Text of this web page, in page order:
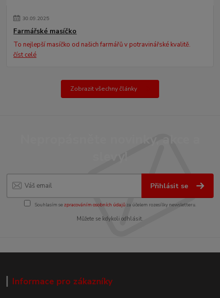
30.09.2025
Farmářské masíčko
To nejlepší masíčko od našich farmářů v potravinářské kvalitě.
číst celé
Zobrazit všechny články
Přihlásit se
Souhlasím se zpracováním osobních údajůza účelem rozesílky newsletteru.
Můžete se kdykoli odhlásit.
Informace pro zákazníky